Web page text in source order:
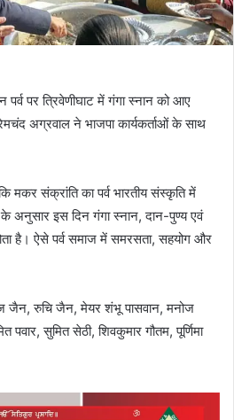
पर त्रिवेणीघाट में गंगा स्नान को आए
अग्रवाल ने भाजपा कार्यकर्ताओं के साथ
संक्रांति का पर्व भारतीय संस्कृति में
अनुसार इस दिन गंगा स्नान, दान-पुण्य एवं
है। ऐसे पर्व समाज में समरसता, सहयोग और
जैन, रुचि जैन, मेयर शंभू पासवान, मनोज
पवार, सुमित सेठी, शिवकुमार गौतम, पूर्णिमा